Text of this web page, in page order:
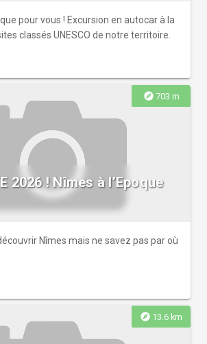
pour vous ! Excursion en autocar à la
classés UNESCO de notre territoire.
explore 703 m
2026 ! Nîmes à l’Epoque
Nîmes mais ne savez pas par où
explore 13.6 km